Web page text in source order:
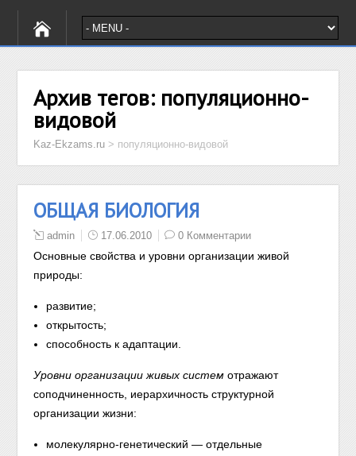
Архив тегов: популяционно-
видовой
Kaz-Ekzams.ru > популяционно-видовой
ОБЩАЯ БИОЛОГИЯ
admin 17.06.2010 0 Комментарии
Основные свойства и уровни организации живой
природы:
развитие;
открытость;
способность к адаптации.
Уровни организации живых систем отражают
соподчиненность, иерархичность структурной
организации жизни:
молекулярно-генетический — отдельные